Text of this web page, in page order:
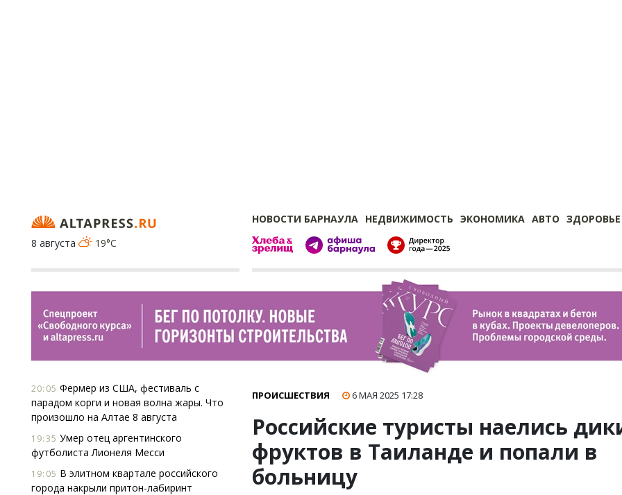
НОВОСТИ БАРНАУЛА НЕДВИЖИМОСТЬ ЭКОНОМИКА АВТО ЗДОРОВЬЕ
8 августа
19°C
20:05 Фермер из США, фестиваль с
парадом корги и новая волна жары. Что
произошло на Алтае 8 августа
19:35 Умер отец аргентинского
футболиста Лионеля Месси
19:05 В элитном квартале российского
города накрыли притон-лабиринт
ПРОИСШЕСТВИЯ 6 МАЯ 2025 17:28
Российские туристы наелись
фруктов в Таиланде и попали в
больницу